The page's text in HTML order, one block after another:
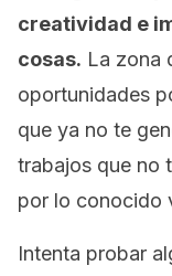
creatividad e
cosas. La zona
oportunidades
que ya no te
trabajos que no
por lo conocido
Intenta probar